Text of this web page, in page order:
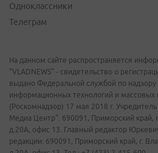
Одноклассники
Телеграм
На данном сайте распространяется
"VLADNEWS" - свидетельство о
выдано Федеральной службой по надзору
информационных технологий и массовых
(Роскомнадзор) 17 мая 2018 г.
Медиа Центр". 690091, Приморский край,
д.20А, офис 13. Главный редактор
редакции: 690091, Приморский край, г.